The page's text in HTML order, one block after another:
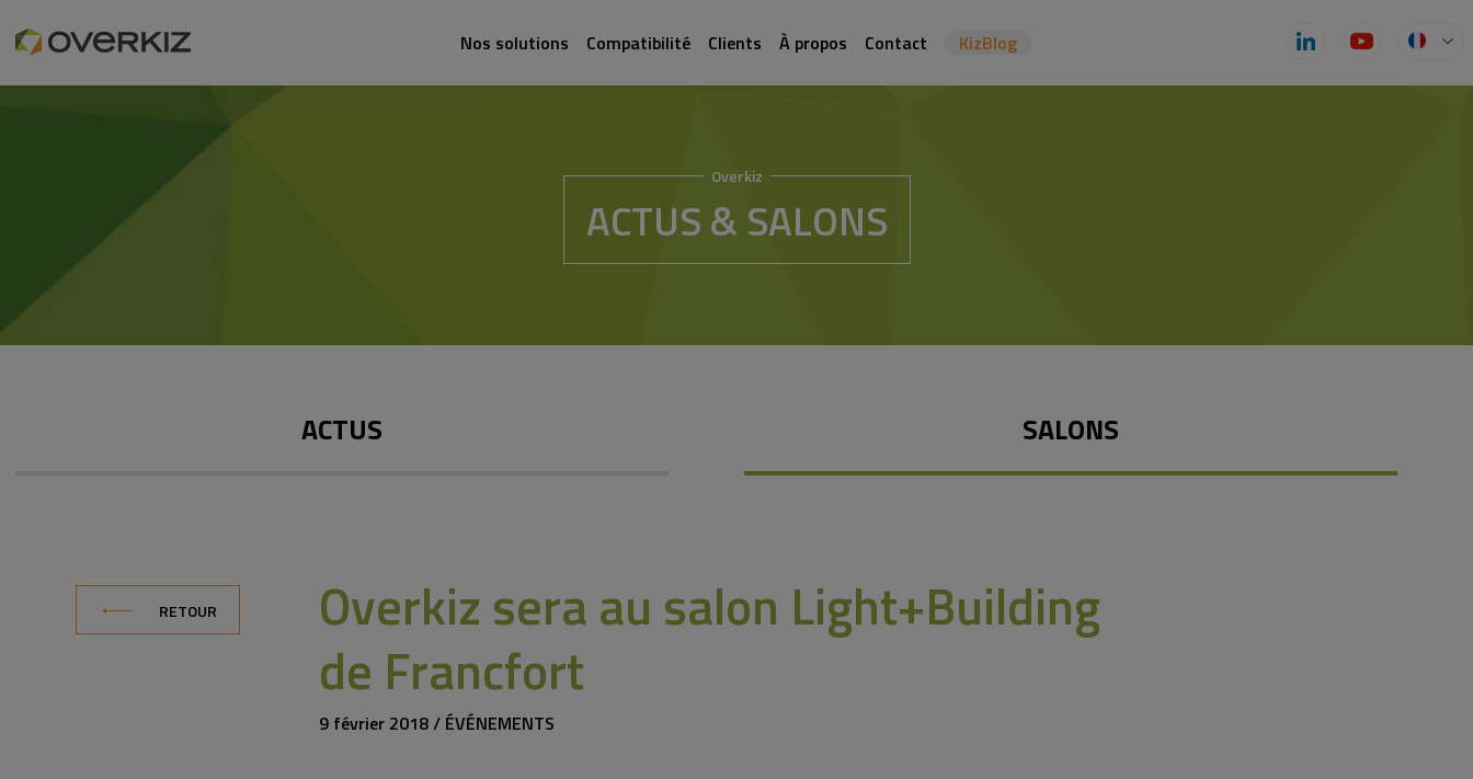
Nos solutions Compatibilité Clients À propos Contact KizBlog
Overkiz
ACTUS & SALONS
ACTUS SALONS
RETOUR
Overkiz sera au salon Light+Building
de Francfort
9 février 2018 / ÉVÉNEMENTS